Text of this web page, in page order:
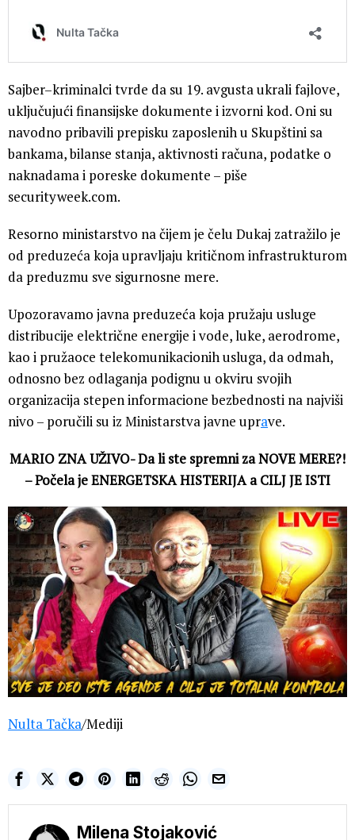
Sajber–kriminalci tvrde da su 19. avgusta ukrali fajlove,
uključujući finansijske dokumente i izvorni kod. Oni su
navodno pribavili prepisku zaposlenih u Skupštini sa
bankama, bilanse stanja, aktivnosti računa, podatke o
naknadama i poreske dokumente – piše
securityweek.com.
Resorno ministarstvo na čijem je čelu Dukaj zatražilo je
od preduzeća koja upravljaju kritičnom infrastrukturom
da preduzmu sve sigurnosne mere.
Upozoravamo javna preduzeća koja pružaju usluge
distribucije električne energije i vode, luke, aerodrome,
kao i pružaoce telekomunikacionih usluga, da odmah,
odnosno bez odlaganja podignu u okviru svojih
organizacija stepen informacione bezbednosti na najviši
nivo – poručili su iz Ministarstva javne uprave.
MARIO ZNA UŽIVO- Da li ste spremni za NOVE MERE?!
– Počela je ENERGETSKA HISTERIJA a CILJ JE ISTI
Nulta Tačka/Mediji
Milena Stojaković